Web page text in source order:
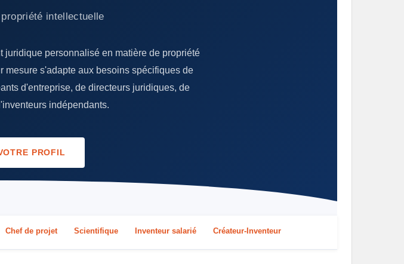
intellectuelle
juridique personnalisé en matière de propriété
s'adapte aux besoins spécifiques de
d'entreprise, de directeurs juridiques, de
indépendants.
PROFIL
Chef de projet Scientifique Inventeur salarié Créateur‑Inventeur